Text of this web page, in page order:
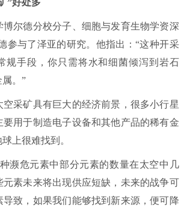
”好处多
德分校分子、细胞与发育生物学资深
参与了泽亚的研究。他指出：“这种开采
规手段，你只需将水和细菌倾泻到岩石
属。”
矿具有巨大的经济前景，很多小行星
要用于制造电子设备和其他产品的稀有金
上很难找到。
危元素中部分元素的数量在太空中几
元素未来将出现供应短缺，未来的战争可
导致，如果我们能够找到新来源，便可降